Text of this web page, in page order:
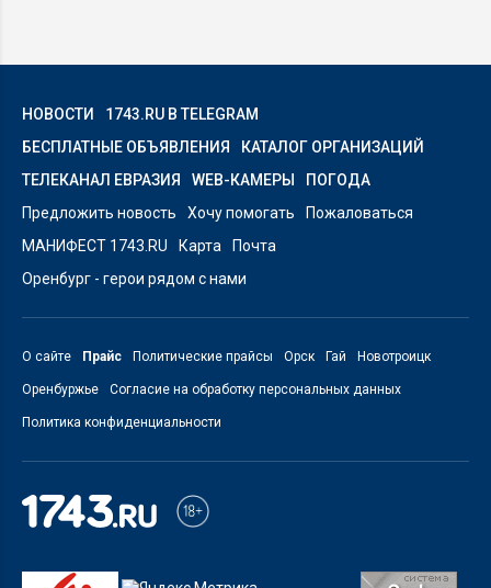
НОВОСТИ
1743.RU В TELEGRAM
БЕСПЛАТНЫЕ ОБЪЯВЛЕНИЯ
КАТАЛОГ ОРГАНИЗАЦИЙ
ТЕЛЕКАНАЛ ЕВРАЗИЯ
WEB-КАМЕРЫ
ПОГОДА
Предложить новость
Хочу помогать
Пожаловаться
МАНИФЕСТ 1743.RU
Карта
Почта
Оренбург - герои рядом с нами
О сайте Прайс Политические прайсы Орск Гай Новотроицк
Оренбуржье Согласие на обработку персональных данных
Политика конфиденциальности